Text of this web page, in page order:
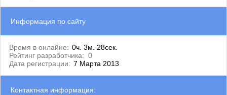
Информация по сайту
Время в онлайне: 0ч. 3м. 28сек.
Рейтинг разработчика: 0
Дата регистрации: 7 Марта 2013
Контактная информация: